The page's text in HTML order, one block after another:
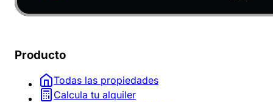
Producto
Todas las propiedades
Calcula tu alquiler